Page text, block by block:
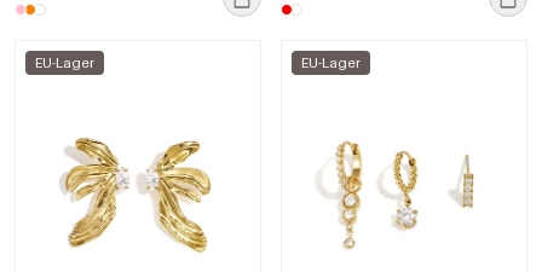
EU-Lager EU-Lager